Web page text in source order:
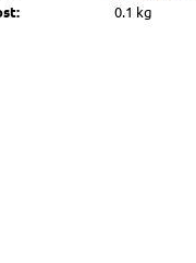
: 0.1 kg